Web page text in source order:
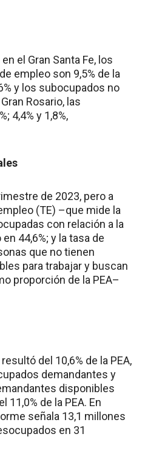
el Gran Santa Fe, los
empleo son 9,5% de la
y los subocupados no
Rosario, las
4,4% y 1,8%,
de 2023, pero a
(TE) –que mide la
con relación a la
44,6%; y la tasa de
que no tienen
para trabajar y buscan
proporción de la PEA–
del 10,6% de la PEA,
demandantes y
disponibles
11,0% de la PEA. En
señala 13,1 millones
en 31